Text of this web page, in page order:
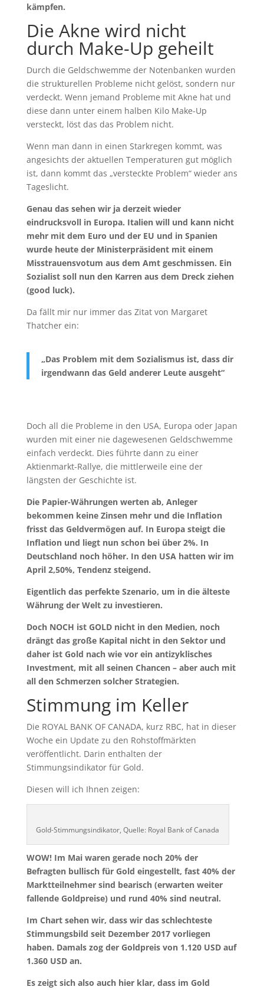
kämpfen.
Die Akne wird nicht
durch Make-Up geheilt
Durch die Geldschwemme der Notenbanken wurden
die strukturellen Probleme nicht gelöst, sondern nur
verdeckt. Wenn jemand Probleme mit Akne hat und
diese dann unter einem halben Kilo Make-Up
versteckt, löst das das Problem nicht.
Wenn man dann in einen Starkregen kommt, was
angesichts der aktuellen Temperaturen gut möglich
ist, dann kommt das „versteckte Problem“ wieder ans
Tageslicht.
Genau das sehen wir ja derzeit wieder
eindrucksvoll in Europa. Italien will und kann nicht
mehr mit dem Euro und der EU und in Spanien
wurde heute der Ministerpräsident mit einem
Misstrauensvotum aus dem Amt geschmissen. Ein
Sozialist soll nun den Karren aus dem Dreck ziehen
(good luck).
Da fällt mir nur immer das Zitat von Margaret
Thatcher ein:
„Das Problem mit dem Sozialismus ist, dass dir
irgendwann das Geld anderer Leute ausgeht“
Doch all die Probleme in den USA, Europa oder Japan
wurden mit einer nie dagewesenen Geldschwemme
einfach verdeckt. Dies führte dann zu einer
Aktienmarkt-Rallye, die mittlerweile eine der
längsten der Geschichte ist.
Die Papier-Währungen werten ab, Anleger
bekommen keine Zinsen mehr und die Inflation
frisst das Geldvermögen auf. In Europa steigt die
Inflation und liegt nun schon bei über 2%. In
Deutschland noch höher. In den USA hatten wir im
April 2,50%, Tendenz steigend.
Eigentlich das perfekte Szenario, um in die älteste
Währung der Welt zu investieren.
Doch NOCH ist GOLD nicht in den Medien, noch
drängt das große Kapital nicht in den Sektor und
daher ist Gold nach wie vor ein antizyklisches
Investment, mit all seinen Chancen – aber auch mit
all den Schmerzen solcher Strategien.
Stimmung im Keller
Die ROYAL BANK OF CANADA, kurz RBC, hat in dieser
Woche ein Update zu den Rohstoffmärkten
veröffentlicht. Darin enthalten der
Stimmungsindikator für Gold.
Diesen will ich Ihnen zeigen:
Gold-Stimmungsindikator, Quelle: Royal Bank of Canada
WOW! Im Mai waren gerade noch 20% der
Befragten bullisch für Gold eingestellt, fast 40% der
Marktteilnehmer sind bearisch (erwarten weiter
fallende Goldpreise) und rund 40% sind neutral.
Im Chart sehen wir, dass wir das schlechteste
Stimmungsbild seit Dezember 2017 vorliegen
haben. Damals zog der Goldpreis von 1.120 USD auf
1.360 USD an.
Es zeigt sich also auch hier klar, dass im Gold